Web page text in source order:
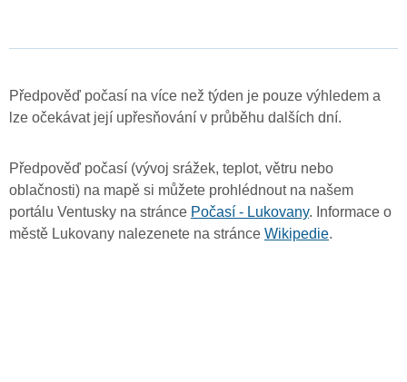
Předpověď počasí na více než týden je pouze výhledem a
lze očekávat její upřesňování v průběhu dalších dní.
Předpověď počasí (vývoj srážek, teplot, větru nebo
oblačnosti) na mapě si můžete prohlédnout na našem
portálu Ventusky na stránce Počasí - Lukovany. Informace o
městě Lukovany nalezenete na stránce Wikipedie.